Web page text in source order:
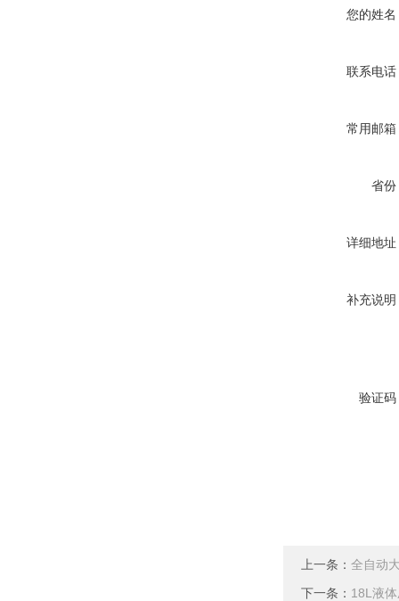
您的姓名
联系电话
常用邮箱
省份
详细地址
补充说明
验证码
上一条： 全自动
下一条： 18L液